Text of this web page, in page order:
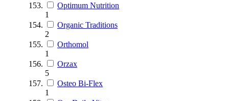
Optimum Nutrition
1
Organic Traditions
2
Orthomol
1
Orzax
5
Osteo Bi-Flex
1